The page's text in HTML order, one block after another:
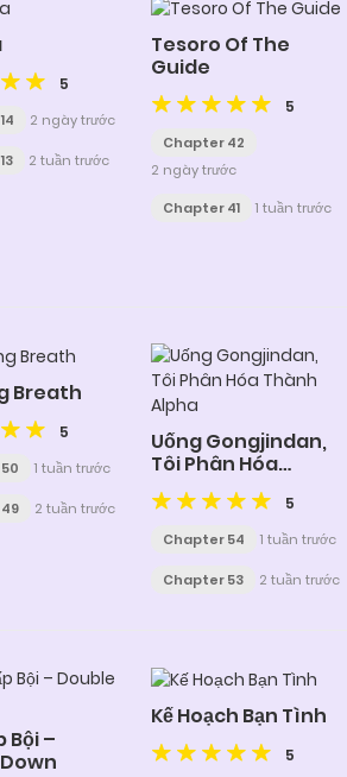
5
2 ngày trước
2 tuần trước
Tesoro Of The
Guide
5
Chapter 42
2 ngày trước
Chapter 41
1 tuần trước
Breath
5
1 tuần trước
2 tuần trước
Uống Gongjindan,
Tôi Phân Hóa
Thành Alpha
5
Chapter 54 1 tuần trước
Chapter 53 2 tuần trước
Bội –
Kế Hoạch Bạn Tình
5